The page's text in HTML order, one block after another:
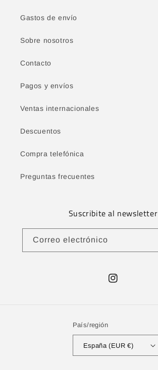
Gastos de envío
Sobre nosotros
Contacto
Pagos y envíos
Ventas internacionales
Descuentos
Compra telefónica
Preguntas frecuentes
Suscribite al newsletter
Correo electrónico
Instagram
País/región
España (EUR €)